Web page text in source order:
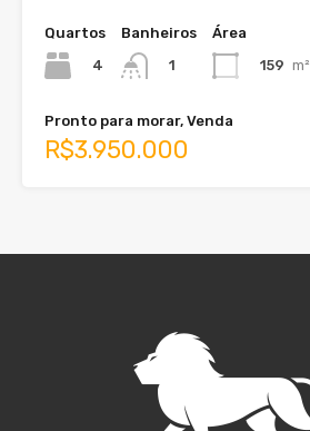
Quartos
4
Banheiros
1
Área
159 m²
Pronto para morar, Venda
R$3.950.000